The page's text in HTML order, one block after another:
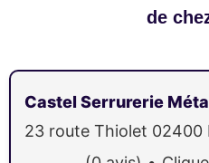
de
Castel Serrurerie
23 route Thiolet 02400